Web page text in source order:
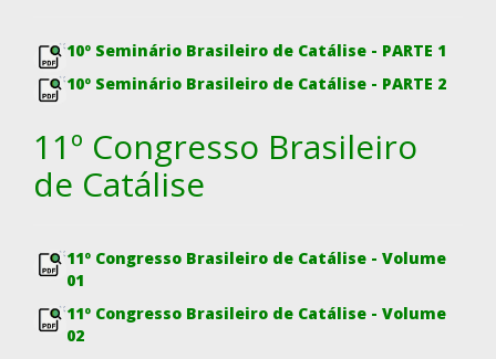
10º Seminário Brasileiro de Catálise - PARTE 1
10º Seminário Brasileiro de Catálise - PARTE 2
11º Congresso Brasileiro
de Catálise
11º Congresso Brasileiro de Catálise - Volume
01
11º Congresso Brasileiro de Catálise - Volume
02